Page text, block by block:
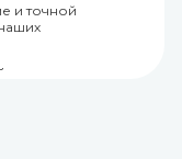
и точной
у наших
и точной
и точной
и точной